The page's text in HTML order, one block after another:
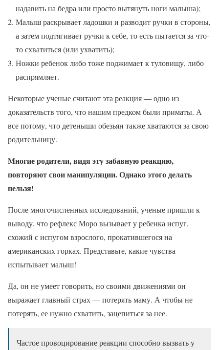
надавить на бедра или просто вытянуть ноги малыша);
Малыш раскрывает ладошки и разводит ручки в стороны,
а затем подтягивает ручки к себе, то есть пытается за что-
то схватиться (или ухватить);
Ножки ребенок либо тоже поджимает к туловищу, либо
распрямляет.
Некоторые ученые считают эта реакция — одно из
доказательств того, что нашим предком были приматы. А
все потому, что детеныши обезьян также хватаются за свою
родительницу.
Многие родители, видя эту забавную реакцию,
повторяют свои манипуляции. Однако этого делать
нельзя!
После многочисленных исследований, ученые пришли к
выводу, что рефлекс Моро вызывает у ребенка испуг,
схожий с испугом взрослого, прокатившегося на
американских горках. Представьте, какие чувства
испытывает малыш!
Да, он не умеет говорить, но своими движениями он
выражает главный страх — потерять маму. А чтобы не
потерять, ее нужно схватить, зацепиться за нее.
Частое провоцирование реакции способно вызвать у